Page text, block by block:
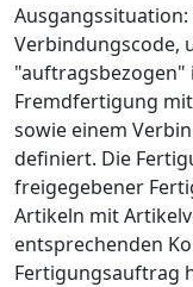
Verbindungscode,
"auftragsbezogen"
Fremdfertigung
sowie einem
definiert. Die
freigegebener
Artikeln mit
entsprechenden
Fertigungsauftrag